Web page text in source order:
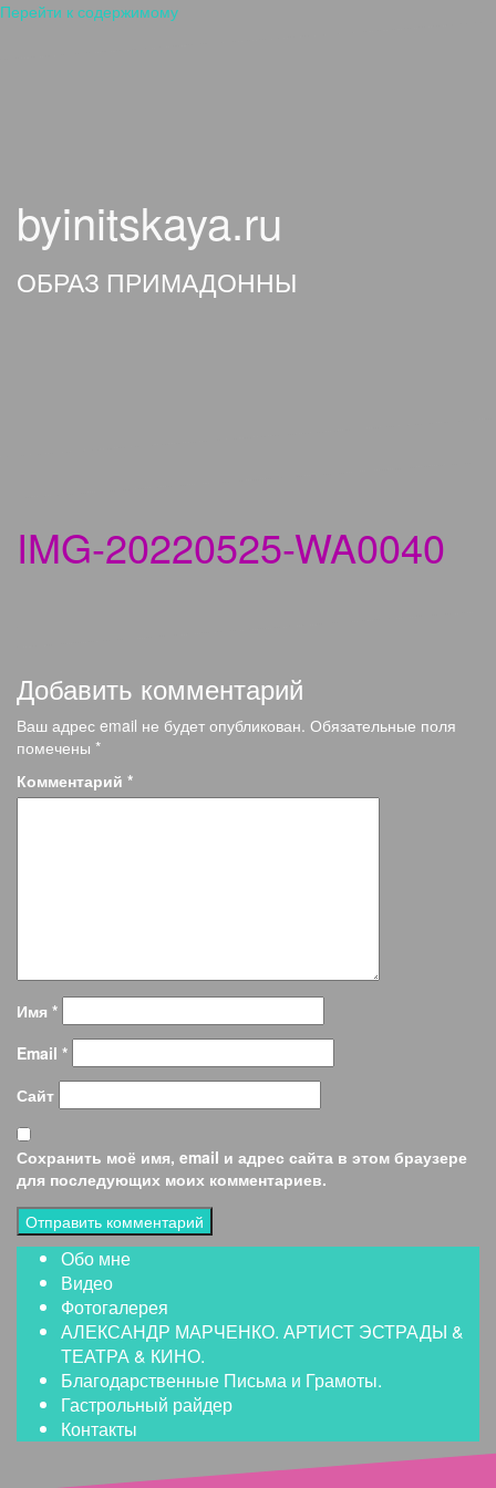
Перейти к содержимому
byinitskaya.ru
ОБРАЗ ПРИМАДОННЫ
IMG-20220525-WA0040
Добавить комментарий
Ваш адрес email не будет опубликован. Обязательные поля
помечены *
Комментарий *
Имя *
Email *
Сайт
Сохранить моё имя, email и адрес сайта в этом браузере
для последующих моих комментариев.
Обо мне
Видео
Фотогалерея
АЛЕКСАНДР МАРЧЕНКО. АРТИСТ ЭСТРАДЫ &
ТЕАТРА & КИНО.
Благодарственные Письма и Грамоты.
Гастрольный райдер
Контакты